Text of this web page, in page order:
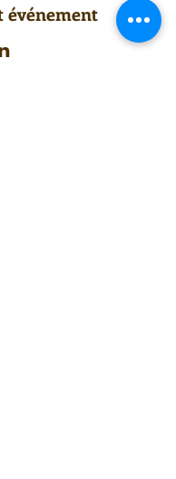
événement